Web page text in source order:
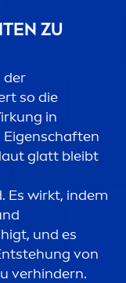
ZU
der
so die
in
glatt bleibt
Es wirkt, indem
und es
von
verhindern.